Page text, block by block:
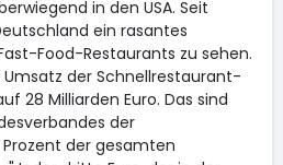
in den USA. Seit
ein rasantes
Food-Restaurants zu sehen.
der Schnellrestaurant-
28 Milliarden Euro. Das sind
der
der gesamten